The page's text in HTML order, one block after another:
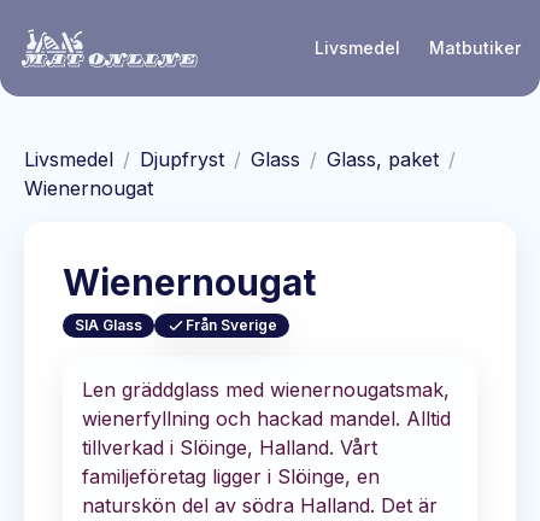
Livsmedel Matbutiker
Livsmedel / Djupfryst / Glass / Glass, paket /
Wienernougat
Wienernougat
SIA Glass Från Sverige
Len gräddglass med wienernougatsmak,
wienerfyllning och hackad mandel. Alltid
tillverkad i Slöinge, Halland. Vårt
familjeföretag ligger i Slöinge, en
naturskön del av södra Halland. Det är